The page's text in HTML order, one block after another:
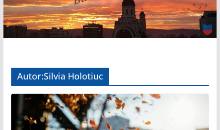
Autor:Silvia Holotiuc